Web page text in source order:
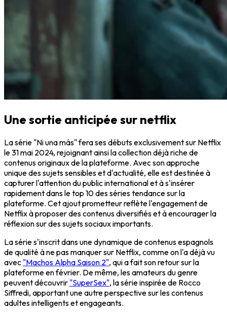
Une sortie anticipée sur netflix
La série "Ni una más" fera ses débuts exclusivement sur Netflix
le 31 mai 2024, rejoignant ainsi la collection déjà riche de
contenus originaux de la plateforme. Avec son approche
unique des sujets sensibles et d'actualité, elle est destinée à
capturer l'attention du public international et à s'insérer
rapidement dans le top 10 des séries tendance sur la
plateforme. Cet ajout prometteur reflète l'engagement de
Netflix à proposer des contenus diversifiés et à encourager la
réflexion sur des sujets sociaux importants.
La série s'inscrit dans une dynamique de contenus espagnols
de qualité à ne pas manquer sur Netflix, comme on l'a déjà vu
avec "Machos Alpha Saison 2", qui a fait son retour sur la
plateforme en février. De même, les amateurs du genre
peuvent découvrir "SuperSex", la série inspirée de Rocco
Siffredi, apportant une autre perspective sur les contenus
adultes intelligents et engageants.